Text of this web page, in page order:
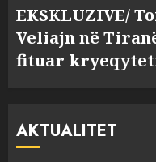
EKSKLUZIVE/
Veliajn në
fituar
AKTUALITET